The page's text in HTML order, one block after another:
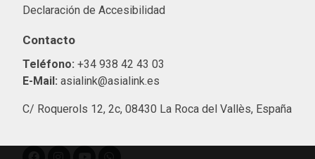
Declaración de Accesibilidad
Contacto
Teléfono: +34 938 42 43 03
E-Mail: asialink@asialink.es
C/ Roquerols 12, 2c, 08430 La Roca del Vallès, España